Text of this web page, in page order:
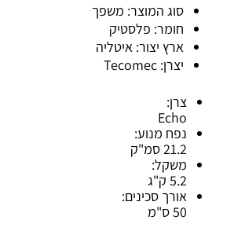
סוג המוצר: משפך
חומר: פלסטיק
ארץ יצור: איטליה
יצרן: Tecomec
צרן:
Echo
נפח מנוע:
21.2 סמ"ק
משקל:
5.2 ק"ג
אורך סכינים:
50 ס"מ